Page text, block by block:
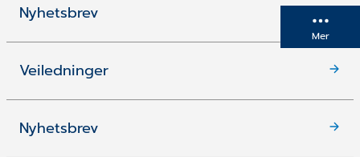
Mer
Nyhetsbrev
Veiledninger
Nyhetsbrev